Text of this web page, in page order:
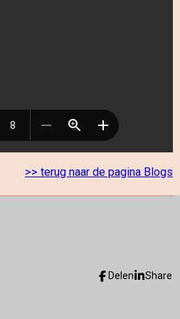
>> terug naar de pagina Blogs
Delen Share